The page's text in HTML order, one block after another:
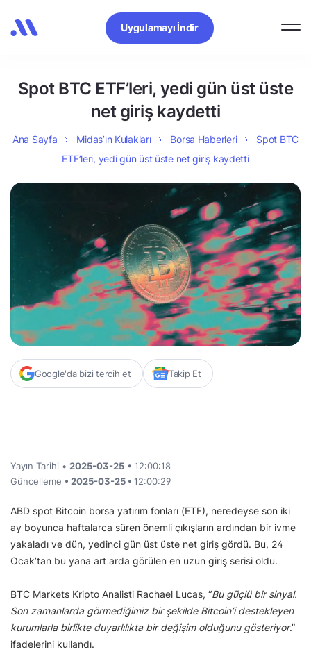
Uygulamayı İndir
Spot BTC ETF’leri, yedi gün üst üste
net giriş kaydetti
Ana Sayfa Midas’ın Kulakları Borsa Haberleri
Spot BTC
ETF’leri, yedi gün üst üste net giriş kaydetti
Google'da bizi tercih et Takip Et
Yayın Tarihi • 2025-03-25 • 12:00:18
Güncelleme • 2025-03-25 • 12:00:29
ABD spot Bitcoin borsa yatırım fonları (ETF), neredeyse son iki
ay boyunca haftalarca süren önemli çıkışların ardından bir ivme
yakaladı ve dün, yedinci gün üst üste net giriş gördü. Bu, 24
Ocak’tan bu yana art arda görülen en uzun giriş serisi oldu.
BTC Markets Kripto Analisti Rachael Lucas, “Bu güçlü bir sinyal.
Son zamanlarda görmediğimiz bir şekilde Bitcoin’i destekleyen
kurumlarla birlikte duyarlılıkta bir değişim olduğunu gösteriyor.”
ifadelerini kullandı.